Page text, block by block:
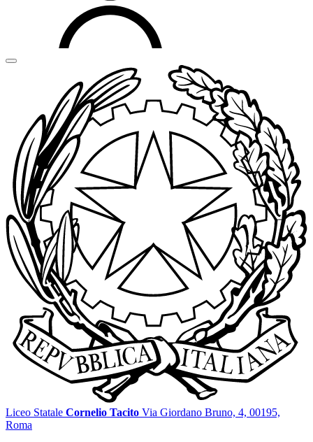
Liceo Statale Cornelio Tacito Via Giordano Bruno, 4, 00195,
Roma